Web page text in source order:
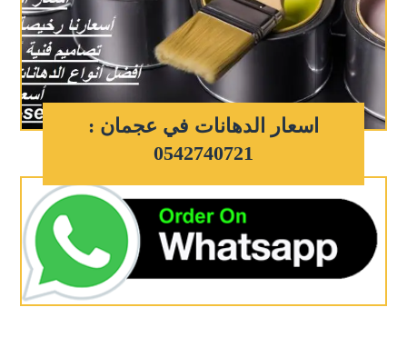
اسعار الدهانات في عجمان :
0542740721